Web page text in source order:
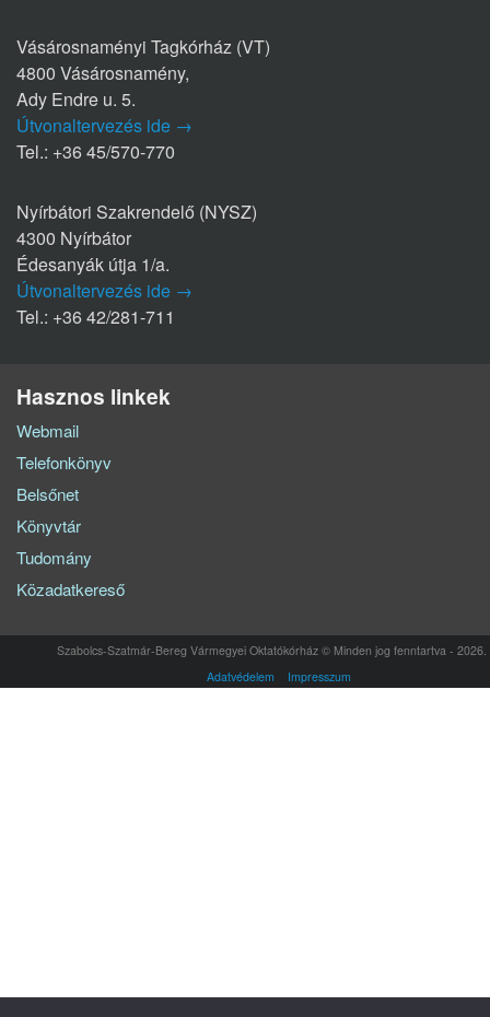
Vásárosnaményi Tagkórház (VT)
4800 Vásárosnamény,
Ady Endre u. 5.
Útvonaltervezés ide →
Tel.: +36 45/570-770
Nyírbátori Szakrendelő (NYSZ)
4300 Nyírbátor
Édesanyák útja 1/a.
Útvonaltervezés ide →
Tel.: +36 42/281-711
Hasznos linkek
Webmail
Telefonkönyv
Belsőnet
Könyvtár
Tudomány
Közadatkereső
Szabolcs-Szatmár-Bereg Vármegyei Oktatókórház © Minden jog fenntartva - 2026.
Adatvédelem
Impresszum